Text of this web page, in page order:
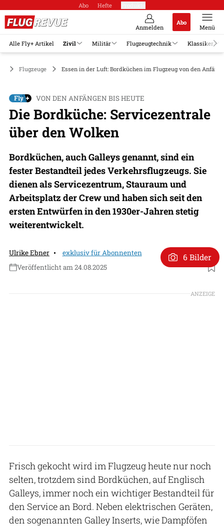
Abo Hefte
Anmelden
Abo
Menü
Alle Fly+ Artikel Zivil Militär Flugzeugtechnik Klassiker
Flugzeuge Essen in der Luft: Bordküchen im Flugzeug von den
VON DEN ANFÄNGEN BIS HEUTE
Die Bordküche: Servicezentrale
über den Wolken
Bordküchen, auch Galleys genannt, sind ein
fester Bestandteil jedes Verkehrsflugzeugs. Sie
dienen als Servicezentrum, Stauraum und
Arbeitsplatz der Crew und haben sich seit den
ersten Entwürfen in den 1930er-Jahren stetig
weiterentwickelt.
Ulrike Ebner
exklusiv für Abonnenten
Veröffentlicht am 24.08.2025
Foto: Bildarchiv, FRA CI/C
6 Bilder
ANZEIGE
Frisch gekocht wird im Flugzeug heute nur noch
selten, trotzdem sind Bordküchen, auf Englisch
Galleys, immer noch ein wichtiger Bestandteil für
den Service an Bord. Neben elektrischen Geräten,
den sogenannten Galley Inserts, wie Dampföfen